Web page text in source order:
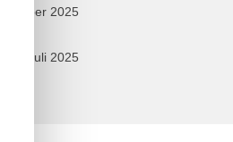
oktober 2025
juli 2025